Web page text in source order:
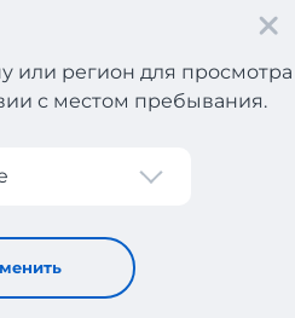
или регион для просмотра
с местом пребывания.
Чехии с доставкой в Украину
из Чехии с
в Украину